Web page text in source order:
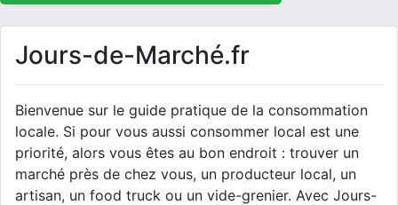
Jours-de-Marché.fr
Bienvenue sur le guide pratique de la consommation
locale. Si pour vous aussi consommer local est une
priorité, alors vous êtes au bon endroit : trouver un
marché près de chez vous, un producteur local, un
artisan, un food truck ou un vide-grenier. Avec Jours-